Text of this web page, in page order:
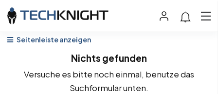
Seitenleiste anzeigen
Nichts gefunden
Versuche es bitte noch einmal, benutze das
Suchformular unten.